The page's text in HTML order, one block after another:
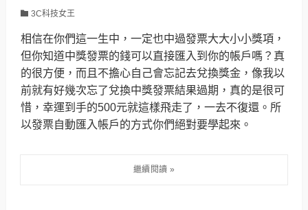
3C科技女王
相信在你們這一生中，一定也中過發票大大小小獎項，
但你知道中獎發票的錢可以直接匯入到你的帳戶嗎？真
的很方便，而且不擔心自己會忘記去兌換獎金，像我以
前就有好幾次忘了兌換中獎發票結果過期，真的是很可
惜，幸運到手的500元就這樣飛走了，一去不復還。所
以發票自動匯入帳戶的方式你們絕對要學起來。